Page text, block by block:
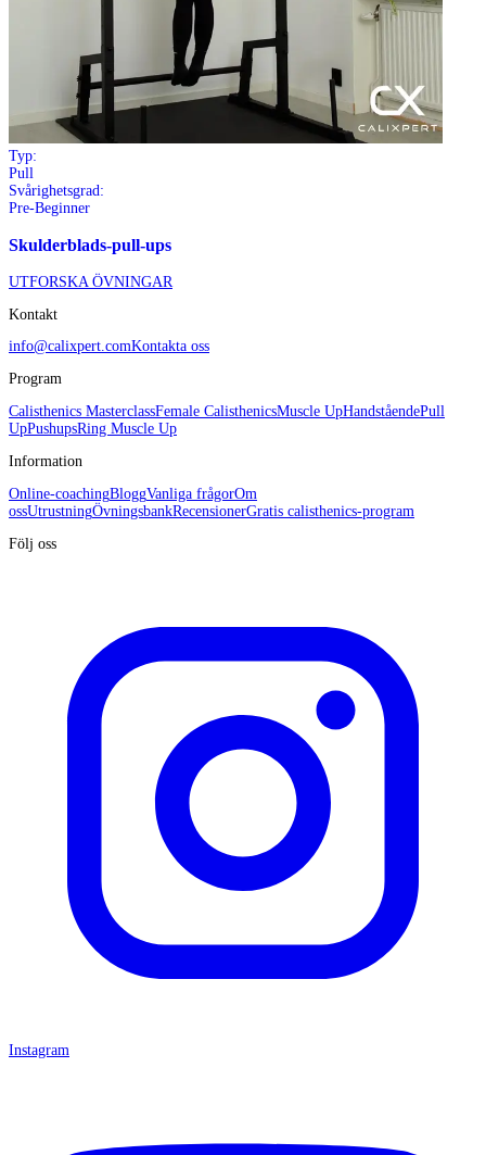
Typ:
Pull
Svårighetsgrad:
Pre-Beginner
Skulderblads-pull-ups
UTFORSKA ÖVNINGAR
Kontakt
info@calixpert.comKontakta oss
Program
Calisthenics MasterclassFemale CalisthenicsMuscle UpHandståendePull
UpPushupsRing Muscle Up
Information
Online-coachingBloggVanliga frågorOm
ossUtrustningÖvningsbankRecensionerGratis calisthenics-program
Följ oss
Instagram